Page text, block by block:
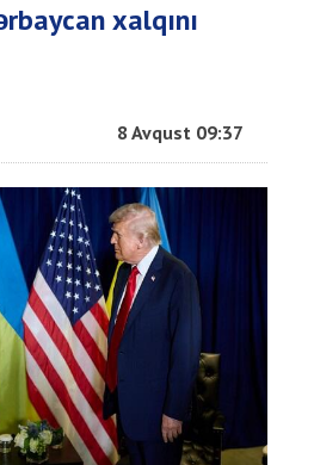
xalqını
8 Avqust 09:37